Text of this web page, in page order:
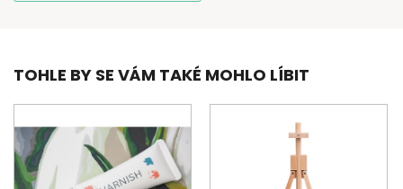
TOHLE BY SE VÁM TAKÉ MOHLO LÍBIT